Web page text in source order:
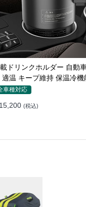
シートギャップ 漏れ防
ダ シートコンソール 隙
ン
車種対応
(税込)